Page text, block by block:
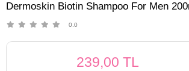
Dermoskin Biotin Shampoo For Men
0.0
239,00 TL